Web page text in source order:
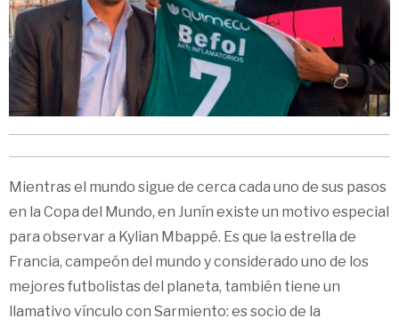
Mientras el mundo sigue de cerca cada uno de sus pasos
en la Copa del Mundo, en Junín existe un motivo especial
para observar a Kylian Mbappé. Es que la estrella de
Francia, campeón del mundo y considerado uno de los
mejores futbolistas del planeta, también tiene un
llamativo vínculo con Sarmiento: es socio de la